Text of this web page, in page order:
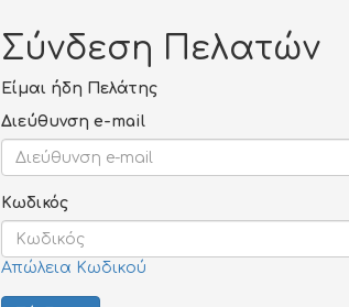
Σύνδεση Πελατών
Είμαι ήδη Πελάτης
Διεύθυνση e-mail
Κωδικός
Απώλεια Κωδικού